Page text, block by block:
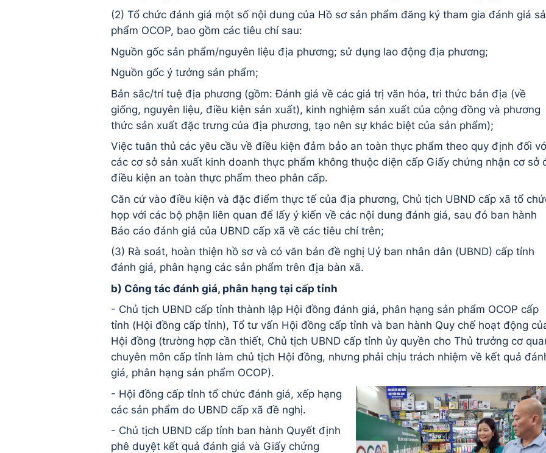
(2) Tổ chức đánh giá một số nội dung của Hồ sơsản phẩm đăng ký tham gia đánh giá
phẩm OCOP, bao gồm các tiêu chí sau:
Nguồn gốc sản phẩm/nguyên liệu địa phương; sử dụng lao động địa phương;
Nguồn gốc ý tưởng sản phẩm;
Bản sắc/trítuệ địa phương (gồm: Đánh giá về các giá trị văn hóa, tri thức bản địa (về
giống, nguyên liệu, điều kiện sản xuất), kinh nghiệm sản xuất của cộng đồng và phương
thức sản xuất đặc trưng của địa phương, tạo nên sự khác biệt của sản phẩm);
Việc tuân thủ các yêu cầu về điều kiện đảm bảo an toàn thực phẩm theo quy định đối
các cơsở sản xuất kinh doanh thực phẩm không thuộc diện cấp Giấy chứng nhận cơsở
điều kiện an toàn thực phẩm theo phân cấp.
Căn cứ vào điều kiện và đặc điểm thực tế của địa phương, Chủ tịch UBND cấp xã tổ
họp với các bộ phận liên quan để lấy ý kiến về các nội dung đánh giá, sau đó ban hành
Báo cáo đánh giá của UBND cấp xã về các tiêu chítrên;
(3) Rà soát, hoàn thiện hồ sơvà có văn bản đề nghị Uỷ ban nhân dân (UBND) cấp tỉnh
đánh giá, phân hạng các sản phẩm trên địa bàn xã.
b) Công tác đánh giá, phân hạng tại cấp tỉnh
- Chủ tịch UBND cấp tỉnh thành lập Hội đồng đánh giá, phân hạng sản phẩm OCOP cấp
tỉnh (Hội đồng cấp tỉnh), Tổ tư vấn Hội đồng cấp tỉnh và ban hành Quy chế hoạt động
Hội đồng (trường hợp cần thiết, Chủ tịch UBND cấp tỉnh ủy quyền cho Thủ trưởng cơ
chuyên môn cấp tỉnh làm chủ tịch Hội đồng, nhưng phải chịu trách nhiệm về kết quả
giá, phân hạng sản phẩm OCOP).
- Hội đồng cấp tỉnh tổ chức đánh giá, xếp hạng
các sản phẩm do UBND cấp xã đề nghị.
- Chủ tịch UBND cấp tỉnh ban hành Quyết định
phê duyệt kết quả đánh giá và Giấy chứng